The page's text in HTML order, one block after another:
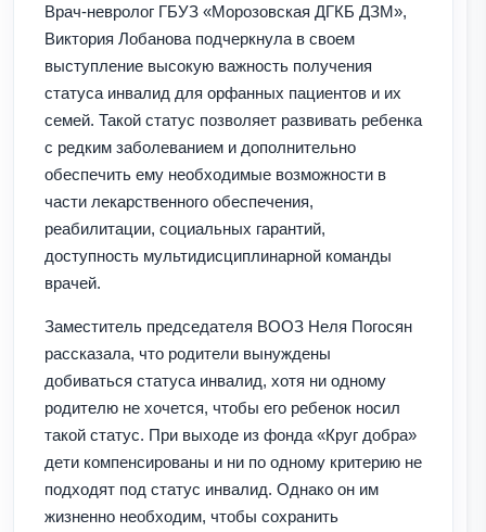
Врач-невролог ГБУЗ «Морозовская ДГКБ ДЗМ»,
Виктория Лобанова подчеркнула в своем
выступление высокую важность получения
статуса инвалид для орфанных пациентов и их
семей. Такой статус позволяет развивать ребенка
с редким заболеванием и дополнительно
обеспечить ему необходимые возможности в
части лекарственного обеспечения,
реабилитации, социальных гарантий,
доступность мультидисциплинарной команды
врачей.
Заместитель председателя ВООЗ Неля Погосян
рассказала, что родители вынуждены
добиваться статуса инвалид, хотя ни одному
родителю не хочется, чтобы его ребенок носил
такой статус. При выходе из фонда «Круг добра»
дети компенсированы и ни по одному критерию не
подходят под статус инвалид. Однако он им
жизненно необходим, чтобы сохранить